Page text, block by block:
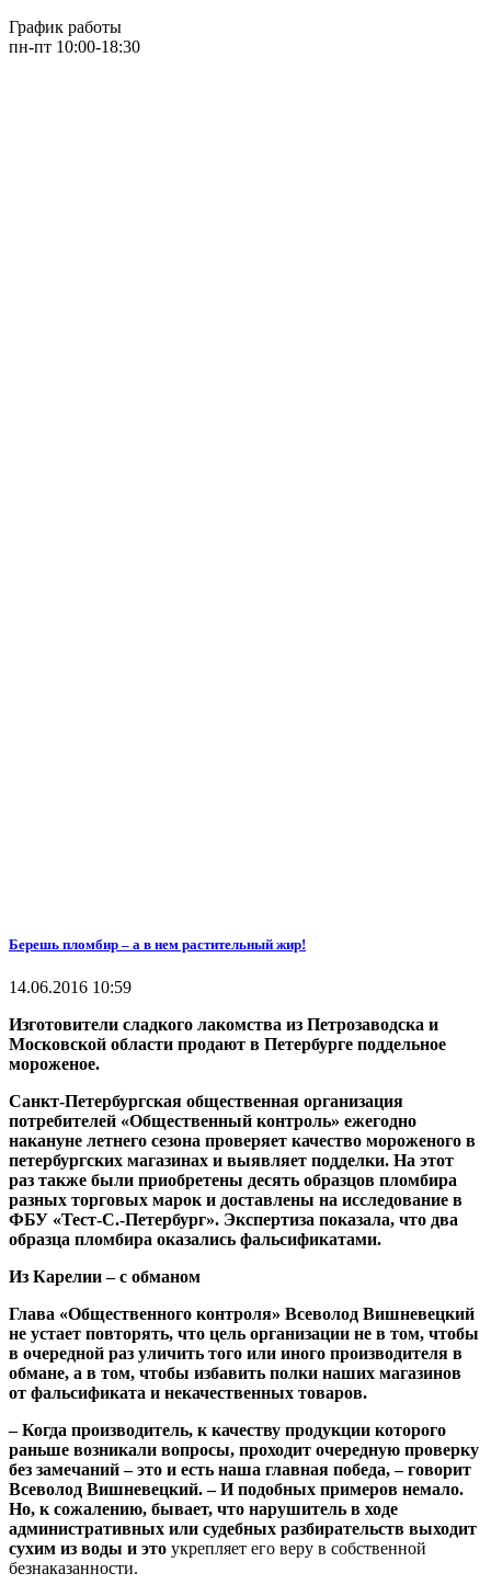
График работы
пн-пт 10:00-18:30
Берешь пломбир – а в нем растительный жир!
14.06.2016 10:59
Изготовители сладкого лакомства из Петрозаводска и
Московской области продают в Петербурге поддельное
мороженое.
Санкт-Петербургская общественная организация
потребителей «Общественный контроль» ежегодно
накануне летнего сезона проверяет качество мороженого в
петербургских магазинах и выявляет подделки. На этот
раз также были приобретены десять образцов пломбира
разных торговых марок и доставлены на исследование в
ФБУ «Тест-С.-Петербург». Экспертиза показала, что два
образца пломбира оказались фальсификатами.
Из Карелии – с обманом
Глава «Общественного контроля» Всеволод Вишневецкий
не устает повторять, что цель организации не в том, чтобы
в очередной раз уличить того или иного производителя в
обмане, а в том, чтобы избавить полки наших магазинов
от фальсификата и некачественных товаров.
– Когда производитель, к качеству продукции которого
раньше возникали вопросы, проходит очередную проверку
без замечаний – это и есть наша главная победа, – говорит
Всеволод Вишневецкий. – И подобных примеров немало.
Но, к сожалению, бывает, что нарушитель в ходе
административных или судебных разбирательств выходит
сухим из воды и это укрепляет его веру в собственной
безнаказанности.